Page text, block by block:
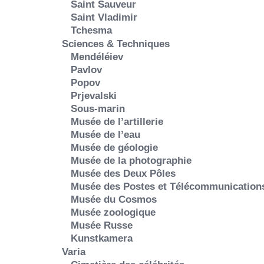
Saint Sauveur
Saint Vladimir
Tchesma
Sciences & Techniques
Mendéléiev
Pavlov
Popov
Prjevalski
Sous-marin
Musée de l’artillerie
Musée de l’eau
Musée de géologie
Musée de la photographie
Musée des Deux Pôles
Musée des Postes et
Musée du Cosmos
Musée zoologique
Musée Russe
Kunstkamera
Varia